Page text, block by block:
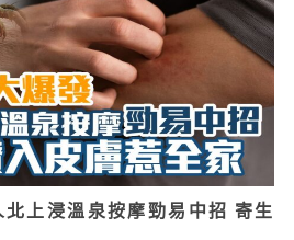
上浸溫泉按摩勁易中招 寄生